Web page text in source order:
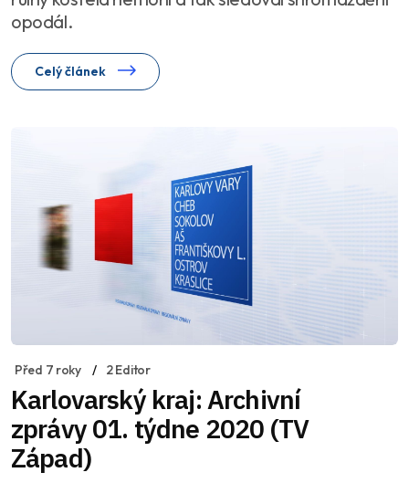
opodál.
Celý článek
Před 7 roky 2 Editor
Karlovarský kraj: Archivní
zprávy 01. týdne 2020 (TV
Západ)